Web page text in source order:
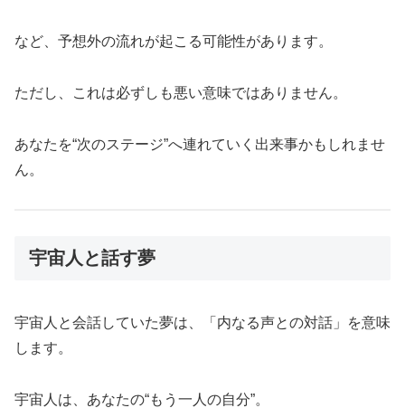
など、予想外の流れが起こる可能性があります。
ただし、これは必ずしも悪い意味ではありません。
あなたを“次のステージ”へ連れていく出来事かもしれませ
ん。
宇宙人と話す夢
宇宙人と会話していた夢は、「内なる声との対話」を意味
します。
宇宙人は、あなたの“もう一人の自分”。